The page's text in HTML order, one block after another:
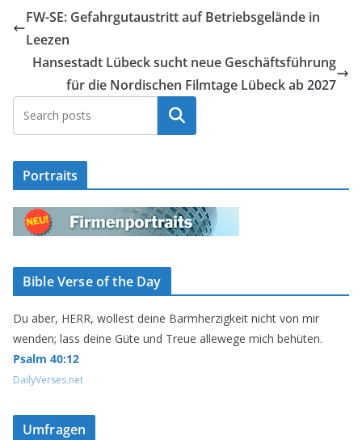
FW-SE: Gefahrgutaustritt auf Betriebsgelände in
Leezen
Hansestadt Lübeck sucht neue Geschäftsführung
für die Nordischen Filmtage Lübeck ab 2027
Suchen
Portraits
Bible Verse of the Day
Du aber, HERR, wollest deine Barmherzigkeit nicht von mir
wenden; lass deine Güte und Treue allewege mich behüten.
Psalm 40:12
DailyVerses.net
Umfragen